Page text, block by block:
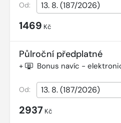
Od:
1469 Kč
Půlroční předplatné
+ Bonus navíc -
Od:
2937 Kč